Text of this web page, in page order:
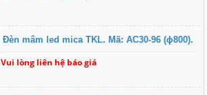
Đèn mâm led mica TKL. Mã: AC30-96 (ɸ800).
Vui lòng liên hệ báo giá